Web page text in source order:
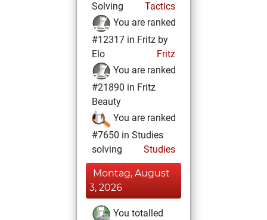
Solving
Tactics
You are ranked
#12317 in Fritz by
Elo
Fritz
You are ranked
#21890 in Fritz
Beauty
You are ranked
#7650 in Studies
solving
Studies
Montag, August
3, 2026
You totalled